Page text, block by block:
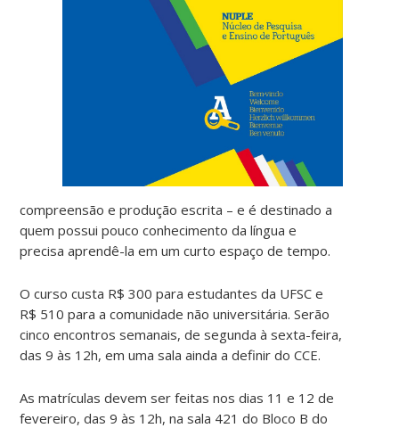
compreensão e produção escrita – e é destinado a
quem possui pouco conhecimento da língua e
precisa aprendê-la em um curto espaço de tempo.
O curso custa R$ 300 para estudantes da UFSC e
R$ 510 para a comunidade não universitária. Serão
cinco encontros semanais, de segunda à sexta-feira,
das 9 às 12h, em uma sala ainda a definir do CCE.
As matrículas devem ser feitas nos dias 11 e 12 de
fevereiro, das 9 às 12h, na sala 421 do Bloco B do